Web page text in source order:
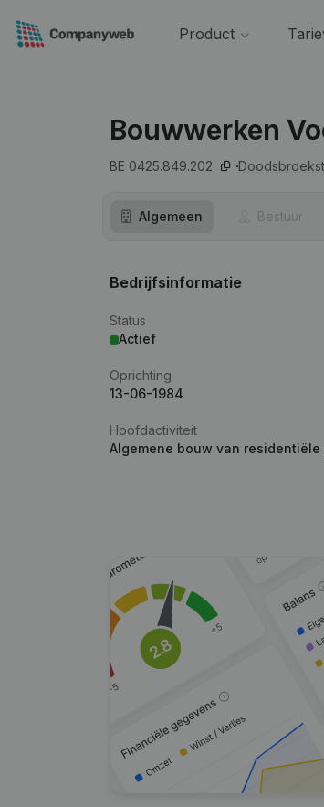
Product
Bouwwerken
BE 0425.849.202
Algemeen Bestuur
Bedrijfsinformatie
Status
Actief
Oprichting
13-06-1984
Hoofdactiviteit
Algemene bouw van